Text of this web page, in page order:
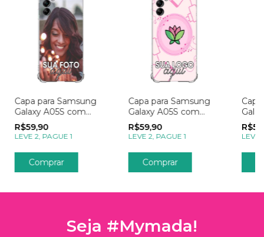
Capa para Samsung
Galaxy A05S com
Foto Momentos
R$59,90
LEVE 2, PAGUE 1
Capa para Samsung
Galaxy A05S com
Logo
R$59,90
LEVE 2, PAGUE 1
Foto
LEVE
Seja #Mymada!